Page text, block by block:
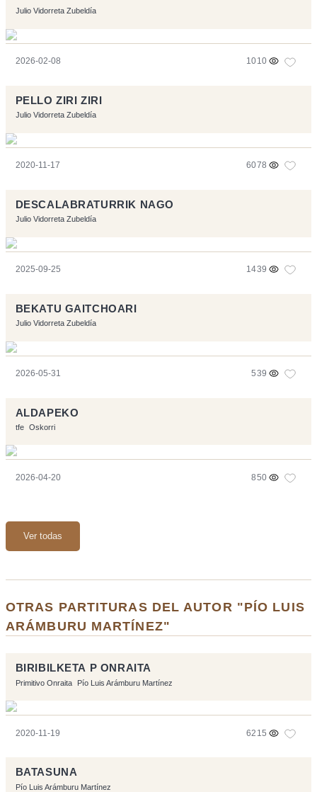
Julio Vidorreta Zubeldía
2026-02-08 1010
PELLO ZIRI ZIRI
Julio Vidorreta Zubeldía
2020-11-17 6078
DESCALABRATURRIK NAGO
Julio Vidorreta Zubeldía
2025-09-25 1439
BEKATU GAITCHOARI
Julio Vidorreta Zubeldía
2026-05-31 539
ALDAPEKO
tfe Oskorri
2026-04-20 850
Ver todas
OTRAS PARTITURAS DEL AUTOR "PÍO LUIS
ARÁMBURU MARTÍNEZ"
BIRIBILKETA P ONRAITA
Primitivo Onraita Pío Luis Arámburu Martínez
2020-11-19 6215
BATASUNA
Pío Luis Arámburu Martínez